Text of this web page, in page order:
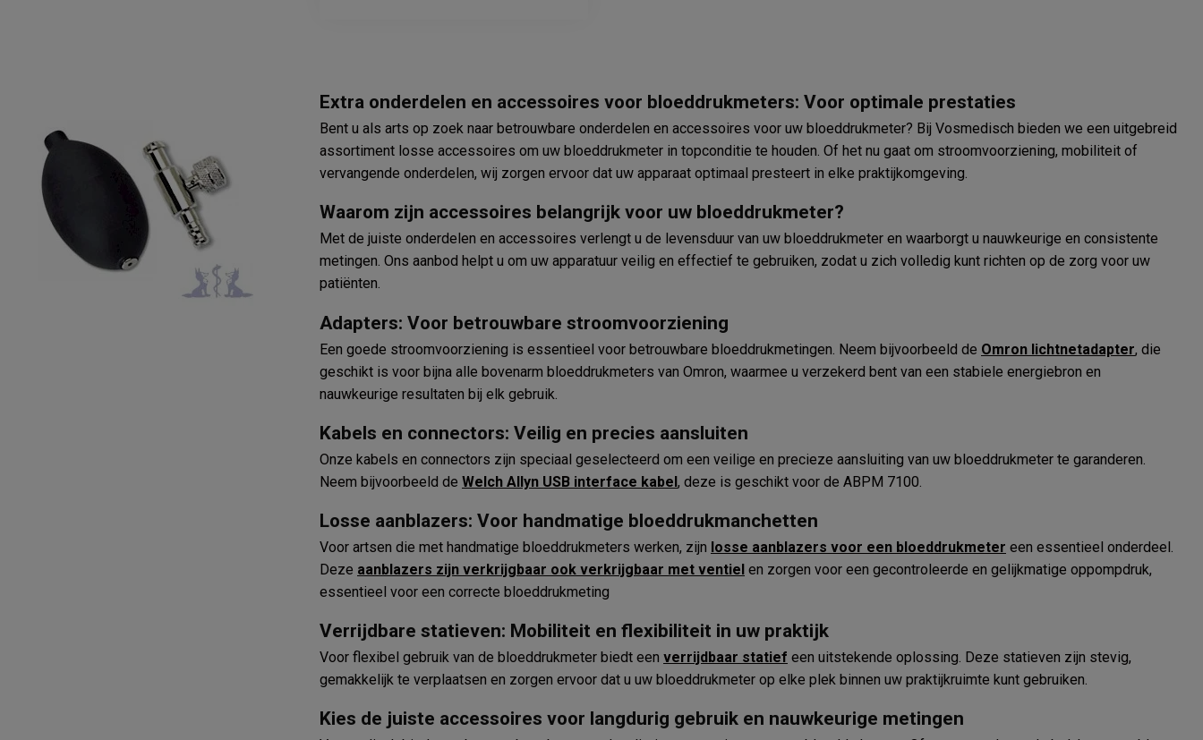
Extra onderdelen en accessoires voor bloeddrukmeters: Voor optimale prestaties
Bent u als arts op zoek naar betrouwbare onderdelen en accessoires voor uw bloeddrukmeter? Bij Vosmedisch bieden we een uitgebreid
assortiment losse accessoires om uw bloeddrukmeter in topconditie te houden. Of het nu gaat om stroomvoorziening, mobiliteit of
vervangende onderdelen, wij zorgen ervoor dat uw apparaat optimaal presteert in elke praktijkomgeving.
Waarom zijn accessoires belangrijk voor uw bloeddrukmeter?
Met de juiste onderdelen en accessoires verlengt u de levensduur van uw bloeddrukmeter en waarborgt u nauwkeurige en consistente
metingen. Ons aanbod helpt u om uw apparatuur veilig en effectief te gebruiken, zodat u zich volledig kunt richten op de zorg voor uw
patiënten.
Adapters: Voor betrouwbare stroomvoorziening
Een goede stroomvoorziening is essentieel voor betrouwbare bloeddrukmetingen. Neem bijvoorbeeld de Omron lichtnetadapter, die
geschikt is voor bijna alle bovenarm bloeddrukmeters van Omron, waarmee u verzekerd bent van een stabiele energiebron en
nauwkeurige resultaten bij elk gebruik.
Kabels en connectors: Veilig en precies aansluiten
Onze kabels en connectors zijn speciaal geselecteerd om een veilige en precieze aansluiting van uw bloeddrukmeter te garanderen.
Neem bijvoorbeeld de Welch Allyn USB interface kabel, deze is geschikt voor de ABPM 7100.
Losse aanblazers: Voor handmatige bloeddrukmanchetten
Voor artsen die met handmatige bloeddrukmeters werken, zijn losse aanblazers voor een bloeddrukmeter een essentieel onderdeel.
Deze aanblazers zijn verkrijgbaar ook verkrijgbaar met ventiel en zorgen voor een gecontroleerde en gelijkmatige oppompdruk,
essentieel voor een correcte bloeddrukmeting
Verrijdbare statieven: Mobiliteit en flexibiliteit in uw praktijk
Voor flexibel gebruik van de bloeddrukmeter biedt een verrijdbaar statief een uitstekende oplossing. Deze statieven zijn stevig,
gemakkelijk te verplaatsen en zorgen ervoor dat u uw bloeddrukmeter op elke plek binnen uw praktijkruimte kunt gebruiken.
Kies de juiste accessoires voor langdurig gebruik en nauwkeurige metingen